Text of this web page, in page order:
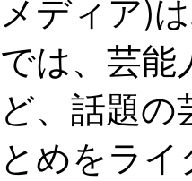
メディア)
では、芸能
ど、話題
とめをラ